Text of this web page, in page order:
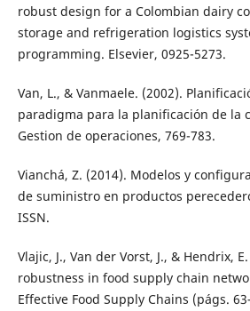
robust design for a Colombian dairy
storage and refrigeration logistics
programming. Elsevier, 0925-5273.
Van, L., & Vanmaele. (2002).
paradigma para la planificación de la
Gestion de operaciones, 769-783.
Vianchá, Z. (2014). Modelos y
de suministro en productos
ISSN.
Vlajic, J., Van der Vorst, J., & Hendrix,
robustness in food supply chain
Effective Food Supply Chains (págs.